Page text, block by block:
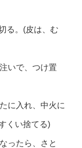
る。(皮は、む
いで、つけ置
に入れ、中火に
くい捨てる)
ったら、さと